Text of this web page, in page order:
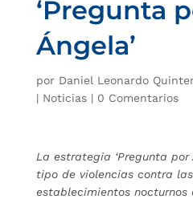
‘Pregunta
Ángela’
por Daniel Leonardo
| Noticias| 0 Comentarios
La estrategia ‘Pregunta por
tipo de violencias contra
establecimientos nocturnos